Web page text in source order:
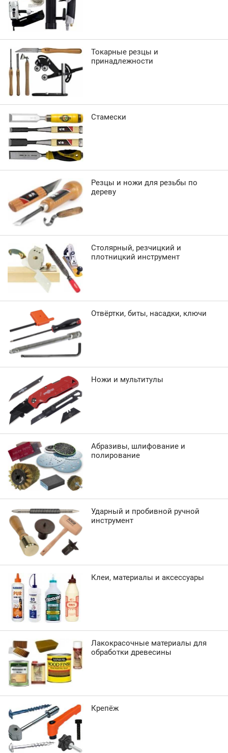
Токарные резцы и
принадлежности
Стамески
Резцы и ножи для резьбы по
дереву
Столярный, резчицкий и
плотницкий инструмент
Отвёртки, биты, насадки, ключи
Ножи и мультитулы
Абразивы, шлифование и
полирование
Ударный и пробивной ручной
инструмент
Клеи, материалы и аксессуары
Лакокрасочные материалы для
обработки древесины
Крепёж